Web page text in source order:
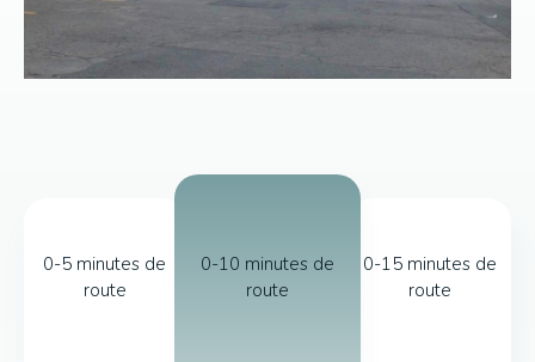
0-5 minutes de
route
0-10 minutes de
route
0-15 minutes de
route